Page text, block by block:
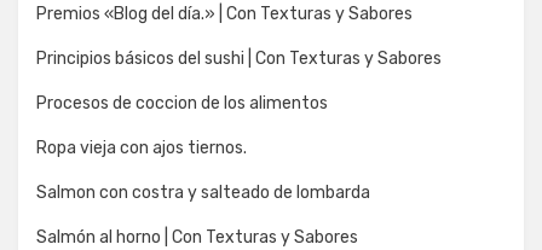
Premios «Blog del día.» | Con Texturas y Sabores
Principios básicos del sushi | Con Texturas y Sabores
Procesos de coccion de los alimentos
Ropa vieja con ajos tiernos.
Salmon con costra y salteado de lombarda
Salmón al horno | Con Texturas y Sabores